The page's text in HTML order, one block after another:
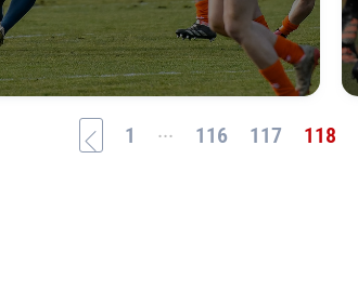
1 ... 116 117 118